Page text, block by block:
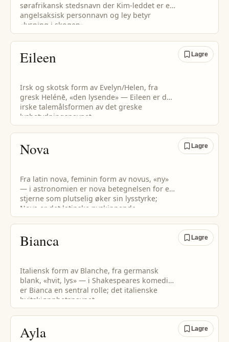
sørafrikansk stedsnavn der Kim-leddet er et
angelsaksisk personnavn og ley betyr
«lysning i skogen».
Eileen
Irsk og skotsk form av Evelyn/Helen, fra
gresk Helénē, «den lysende» — Eileen er den
irske talemålsformen av det greske
lysbetydningsnavnet.
Lagre
Nova
Fra latin nova, feminin form av novus, «ny»
— i astronomien er nova betegnelsen for en
stjerne som plutselig øker sin lysstyrke;
Nova er det latinske nyskinnende
stjernnavnet.
Lagre
Bianca
Italiensk form av Blanche, fra germansk
blank, «hvit, lys» — i Shakespeares komedier
er Bianca en sentral rolle; det italienske
hvitskjønnhetsnavnet.
Lagre
Ayla Lagre